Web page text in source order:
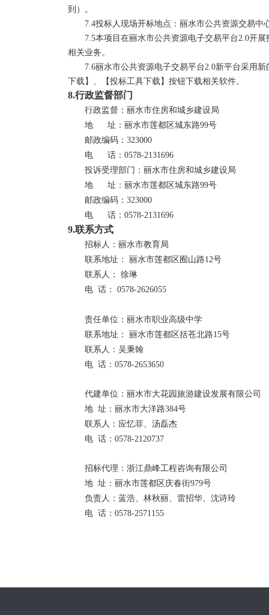
到）。
7.4投标人现场开标地点： 丽水市公共资源交易中
7.5本项目在丽水市公共资源电子交易平台2.0开
相关业务。
7.6丽水市公共资源电子交易平台2.0新平台采用
下载】、【投标工具下载】按钮下载相关软件。
8.行政监督部门
行政监督：丽水市住房和城乡建设局
地
址： 丽水市莲都区城东路99号
邮政编码： 323000
电
话： 0578-2131696
投诉受理部门：丽水市住房和城乡建设局
地
址： 丽水市莲都区城东路99号
邮政编码： 323000
电
话： 0578-2131696
9.联系方式
招标人 ： 丽水市教育局
联系地址 ： 丽水市莲都区囿山路12号
联系人：
徐琳
电 话： 0578-2626055
责任单位 ： 丽水市职业高级中学
联系地址：
丽水市莲都区括苍北路15号
联系人：吴秉翰
电 话： 0578-2653650
代建单位 ：丽水市大花园旅游建设发展有限公司
地 址：丽水市大洋路384号
联系人： 应忆菲、 汤磊杰
电 话： 0578-2120737
招标代理： 浙江鼎峰工程咨询有限公司
地 址： 丽水市莲都区庆春街979号
负责人： 蓝浩、林秋丽、雷招华、沈诗玲
电 话： 0578-2571155